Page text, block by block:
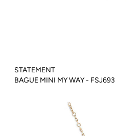
STATEMENT
BAGUE MINI MY WAY - FSJ693